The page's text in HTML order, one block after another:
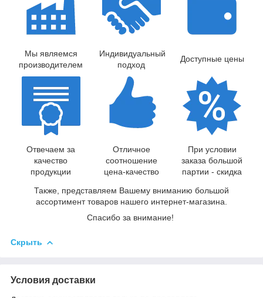
Мы являемся
производителем
Индивидуальный
подход
Доступные цены
Отвечаем за
качество
продукции
Отличное
соотношение
цена-качество
При условии
заказа большой
партии - скидка
Также, представляем Вашему вниманию большой
ассортимент товаров нашего интернет-магазина.
Спасибо за внимание!
Скрыть
Условия доставки